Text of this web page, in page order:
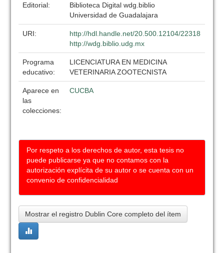
Editorial:
Biblioteca Digital wdg.biblio
Universidad de Guadalajara
URI:
http://hdl.handle.net/20.500.12104/22318
http://wdg.biblio.udg.mx
Programa
educativo:
LICENCIATURA EN MEDICINA
VETERINARIA ZOOTECNISTA
Aparece en
las
colecciones:
CUCBA
Por respeto a los derechos de autor, esta tesis no
puede publicarse ya que no contamos con la
autorización explícita de su autor o se cuenta con un
convenio de confidencialidad
Mostrar el registro Dublin Core completo del ítem